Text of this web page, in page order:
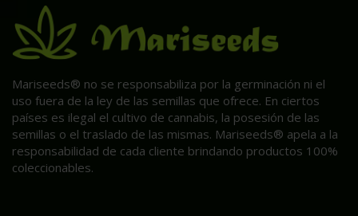
Mariseeds® no se responsabiliza por la germinación ni el
uso fuera de la ley de las semillas que ofrece. En ciertos
países es ilegal el cultivo de cannabis, la posesión de las
semillas o el traslado de las mismas. Mariseeds® apela a la
responsabilidad de cada cliente brindando productos 100%
coleccionables.